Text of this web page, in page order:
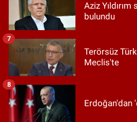
Aziz
bulundu
Terörsüz
Meclis'te
7
Erdoğan'dan
8